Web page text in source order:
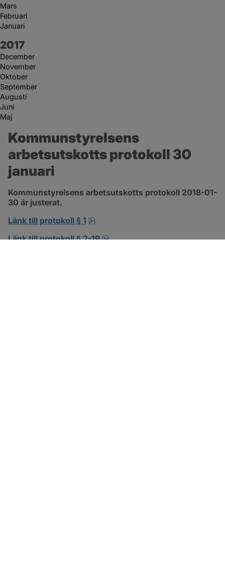
Mars
Februari
Januari
År:
2017
December
November
Oktober
September
Augusti
Juni
Maj
Kommunstyrelsens
arbetsutskotts protokoll 30
januari
Kommunstyrelsens arbetsutskotts protokoll 2018-01-
30 är justerat.
Länk till protokoll § 1
Länk till protokoll § 2-19
pdf, 302.8 kB, öppnas i nytt